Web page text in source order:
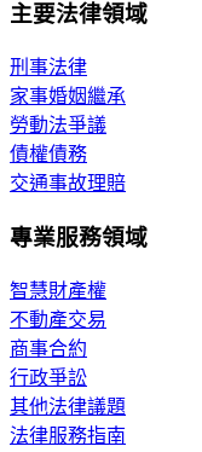
主要法律領域
刑事法律
家事婚姻繼承
勞動法爭議
債權債務
交通事故理賠
專業服務領域
智慧財產權
不動產交易
商事合約
行政爭訟
其他法律議題
法律服務指南